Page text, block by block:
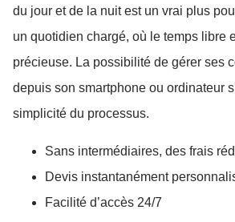
du jour et de la nuit est un vrai plus
un quotidien chargé, où le temps libre
précieuse. La possibilité de gérer ses
depuis son smartphone ou ordinateur
simplicité du processus.
Sans intermédiaires, des frais
Devis instantanément
Facilité d’accès 24/7